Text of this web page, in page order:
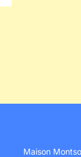
Maison